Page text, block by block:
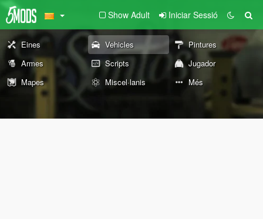
Show Adult Iniciar Sessió
Eines Vehicles
Pintures
Armes
Scripts
Jugador
Mapes
Miscel·lanis Més